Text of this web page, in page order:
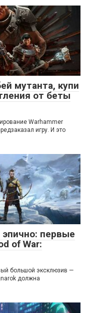
мутанта, купи
от беты
Warhammer
игру. И это
первые
of War:
большой эксклюзив —
должна